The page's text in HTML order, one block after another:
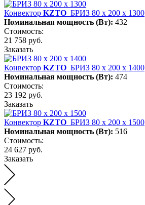
Конвектор KZTO БРИЗ 80 х 200 х 1300
Номинальная мощность (Вт): 432
Стоимость:
21 758 руб.
Заказать
Конвектор KZTO БРИЗ 80 х 200 х 1400
Номинальная мощность (Вт): 474
Стоимость:
23 192 руб.
Заказать
Конвектор KZTO БРИЗ 80 х 200 х 1500
Номинальная мощность (Вт): 516
Стоимость:
24 627 руб.
Заказать